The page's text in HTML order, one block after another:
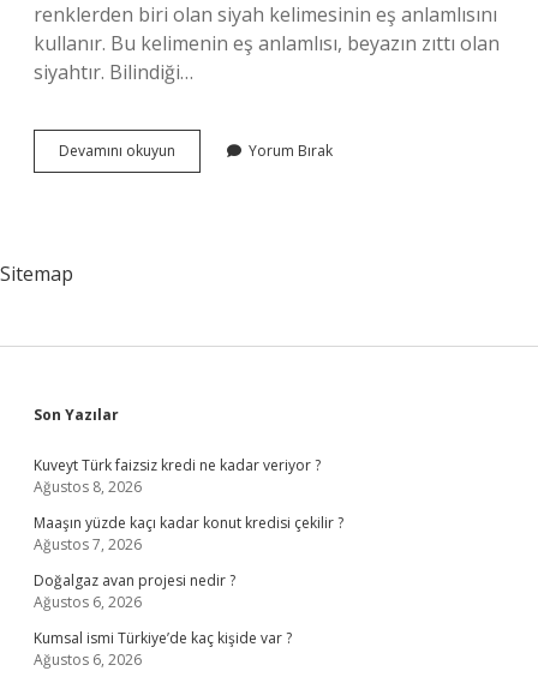
renklerden biri olan siyah kelimesinin eş anlamlısını
kullanır. Bu kelimenin eş anlamlısı, beyazın zıttı olan
siyahtır. Bilindiği…
Devamını okuyun
Iki
Yorum Bırak
Sitemap
Sidebar
Son Yazılar
Kuveyt Türk faizsiz kredi ne kadar veriyor ?
Ağustos 8, 2026
Maaşın yüzde kaçı kadar konut kredisi çekilir ?
Ağustos 7, 2026
Doğalgaz avan projesi nedir ?
Ağustos 6, 2026
Kumsal ismi Türkiye’de kaç kişide var ?
Ağustos 6, 2026